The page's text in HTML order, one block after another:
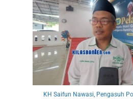
KH Saifun Nawasi, Pengasuh